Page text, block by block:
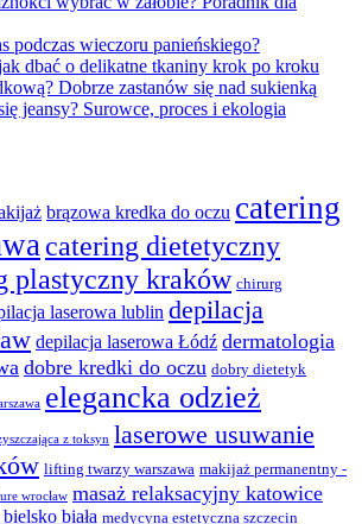
podczas wieczoru panieńskiego?
dbać o delikatne tkaniny krok po kroku
Dobrze zastanów się nad sukienką
jeansy? Surowce, proces i ekologia
brązowa kredka do oczu catering
catering dietetyczny
plastyczny kraków chirurg
laserowa lublin depilacja
depilacja laserowa Łódź dermatologia
dobre kredki do oczu dobry dietetyk
elegancka odzież
z toksyn laserowe usuwanie
lifting twarzy warszawa makijaż permanentny -
wrocław masaż relaksacyjny katowice
biała medycyna estetyczna szczecin